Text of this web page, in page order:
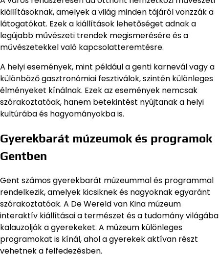
kiállításoknak, amelyek a világ minden tájáról vonzzák a
látogatókat. Ezek a kiállítások lehetőséget adnak a
legújabb művészeti trendek megismerésére és a
művészetekkel való kapcsolatteremtésre.
A helyi események, mint például a genti karnevál vagy a
különböző gasztronómiai fesztiválok, szintén különleges
élményeket kínálnak. Ezek az események nemcsak
szórakoztatóak, hanem betekintést nyújtanak a helyi
kultúrába és hagyományokba is.
Gyerekbarát múzeumok és programok
Gentben
Gent számos gyerekbarát múzeummal és programmal
rendelkezik, amelyek kicsiknek és nagyoknak egyaránt
szórakoztatóak. A De Wereld van Kina múzeum
interaktív kiállításai a természet és a tudomány világába
kalauzolják a gyerekeket. A múzeum különleges
programokat is kínál, ahol a gyerekek aktívan részt
vehetnek a felfedezésben.